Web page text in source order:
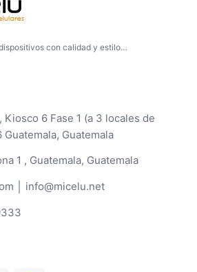
con calidad y estilo…
Kiosco 6 Fase 1 (a 3 locales de
Guatemala, Guatemala
1 , Guatemala, Guatemala
│ info@micelu.net